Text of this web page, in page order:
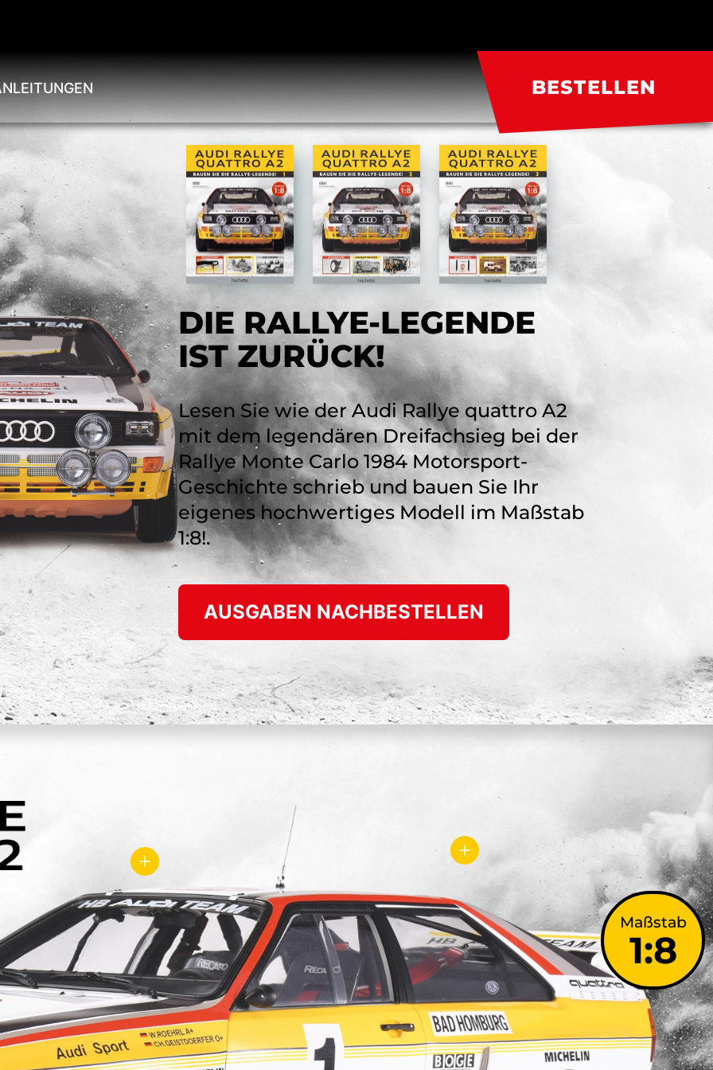
BESTELLEN
DIE RALLYE-LEGENDE
IST ZURÜCK!
Lesen Sie wie der Audi Rallye quattro A2
mit dem legendären Dreifachsieg bei der
Rallye Monte Carlo 1984 Motorsport-
Geschichte schrieb und bauen Sie Ihr
eigenes hochwertiges Modell im Maßstab
1:8!.
AUSGABEN NACHBESTELLEN
Maßstab
1:8